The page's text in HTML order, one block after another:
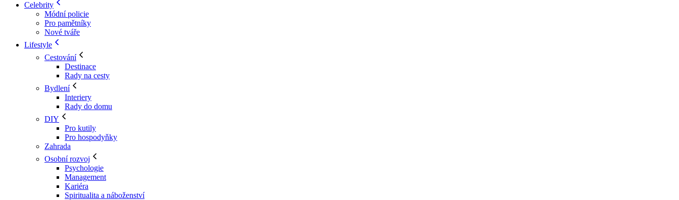
Celebrity
Módní policie
Pro pamětníky
Nové tváře
Lifestyle
Cestování
Destinace
Rady na cesty
Bydlení
Interiery
Rady do domu
DIY
Pro kutily
Pro hospodyňky
Zahrada
Osobní rozvoj
Psychologie
Management
Kariéra
Spiritualita a náboženství